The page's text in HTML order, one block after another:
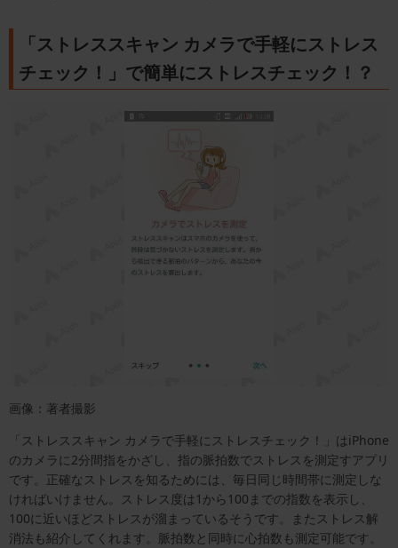
「ストレススキャン カメラで手軽にストレス
チェック！」で簡単にストレスチェック！？
画像：著者撮影
「ストレススキャン カメラで手軽にストレスチェック！」はiPhone
のカメラに2分間指をかざし、指の脈拍数でストレスを測定すアプリ
です。正確なストレスを知るためには、毎日同じ時間帯に測定しな
ければいけません。ストレス度は1から100までの指数を表示し、
100に近いほどストレスが溜まっているそうです。またストレス解
消法も紹介してくれます。脈拍数と同時に心拍数も測定可能です。